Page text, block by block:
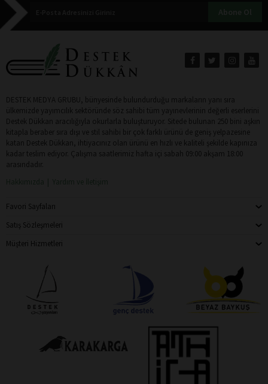
DESTEK MEDYA GRUBU, bünyesinde bulundurduğu markaların yanı sıra
ülkemizde yayımcılık sektöründe söz sahibi tüm yayınevlerinin değerli eserlerini
Destek Dükkan aracılığıyla okurlarla buluşturuyor. Sitede bulunan 250 bini aşkın
kitapla beraber sıra dışı ve stil sahibi bir çok farklı ürünü de geniş yelpazesine
katan Destek Dükkan, ihtiyacınız olan ürünü en hızlı ve kaliteli şekilde kapınıza
kadar teslim ediyor. Çalışma saatlerimiz hafta içi sabah 09:00 akşam 18:00
arasındadır.
Favori Sayfaları
Satış Sözleşmeleri
Müşteri Hizmetleri